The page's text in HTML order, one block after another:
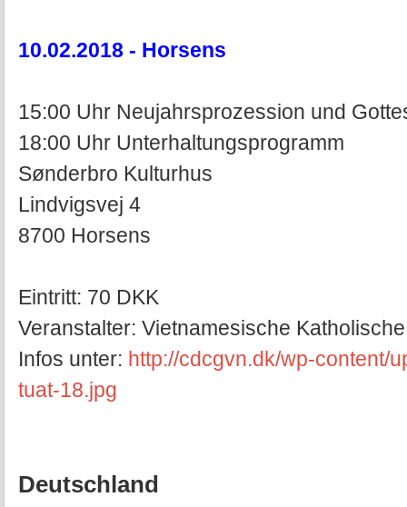
10.02.2018 - Horsens
15:00 Uhr Neujahrsprozession und
18:00 Uhr Unterhaltungsprogramm
Sønderbro Kulturhus
Lindvigsvej 4
8700 Horsens
Eintritt: 70 DKK
Veranstalter: Vietnamesische
Infos unter: http://cdcgvn.dk/wp-content/
tuat-18.jpg
Deutschland